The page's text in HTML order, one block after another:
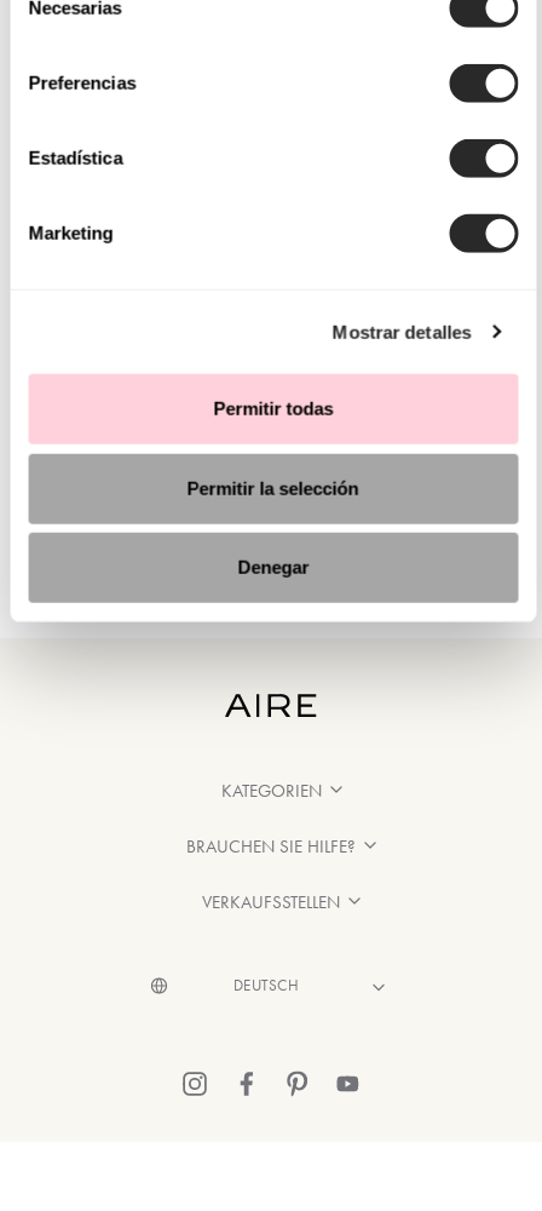
Necesarias
Preferencias
Estadística
Marketing
Mostrar detalles
Permitir todas
Permitir la selección
Denegar
KATEGORIEN
BRAUCHEN SIE HILFE?
VERKAUFSSTELLEN